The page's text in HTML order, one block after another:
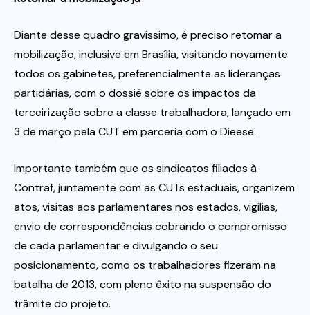
Diante desse quadro gravíssimo, é preciso retomar a
mobilização, inclusive em Brasília, visitando novamente
todos os gabinetes, preferencialmente as lideranças
partidárias, com o dossiê sobre os impactos da
terceirização sobre a classe trabalhadora, lançado em
3 de março pela CUT em parceria com o Dieese.
Importante também que os sindicatos filiados à
Contraf, juntamente com as CUTs estaduais, organizem
atos, visitas aos parlamentares nos estados, vigílias,
envio de correspondências cobrando o compromisso
de cada parlamentar e divulgando o seu
posicionamento, como os trabalhadores fizeram na
batalha de 2013, com pleno êxito na suspensão do
trâmite do projeto.